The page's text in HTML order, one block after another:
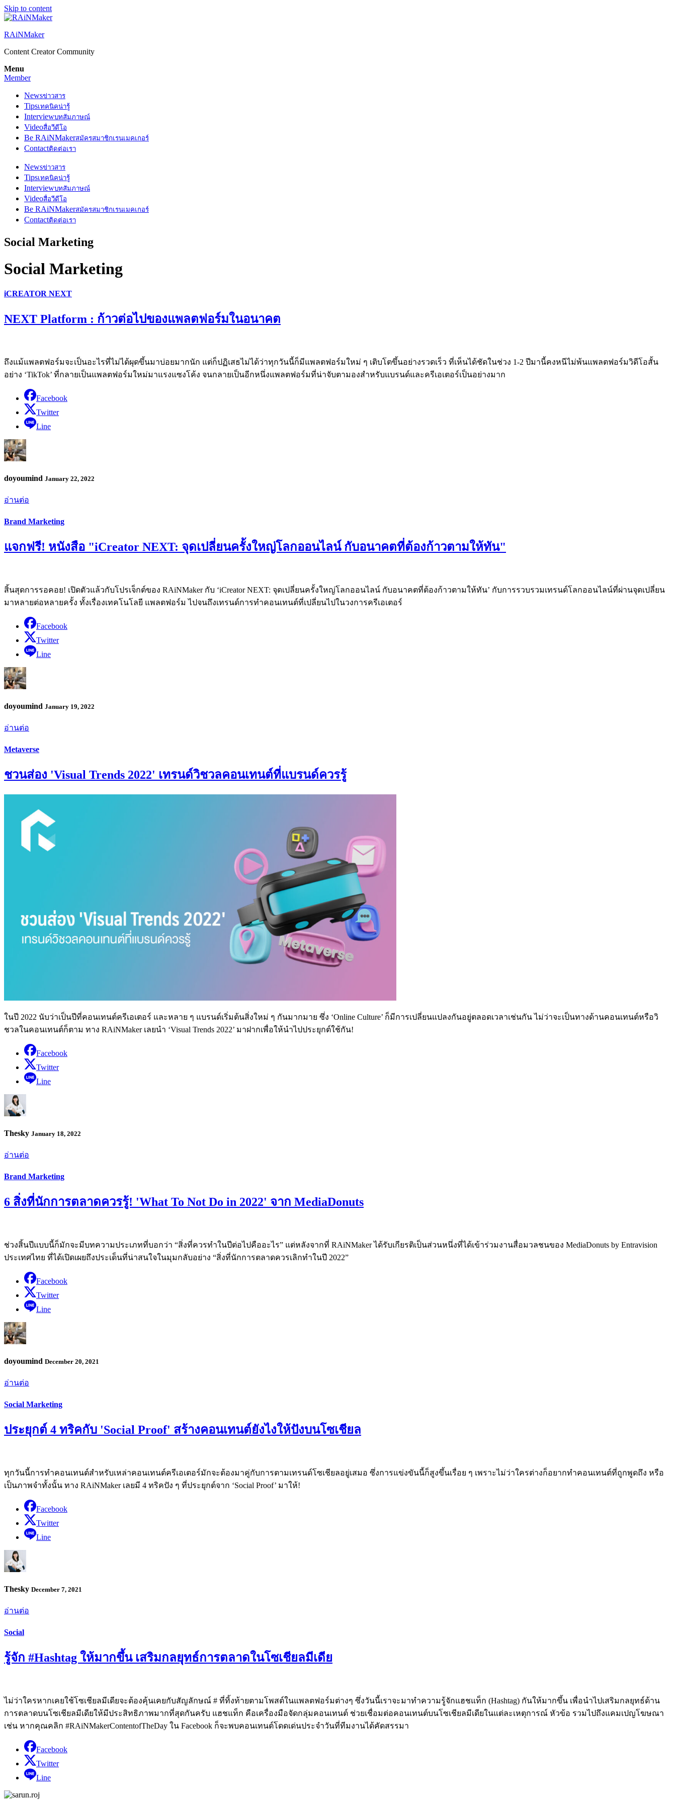
Skip to content
RAiNMaker
Content Creator Community
Menu
Member
Newsข่าวสาร
Tipsเทคนิคน่ารู้
Interviewบทสัมภาษณ์
Videoสื่อวีดีโอ
Be RAiNMakerสมัครสมาชิกเรนเมคเกอร์
Contactติดต่อเรา
Newsข่าวสาร
Tipsเทคนิคน่ารู้
Interviewบทสัมภาษณ์
Videoสื่อวีดีโอ
Be RAiNMakerสมัครสมาชิกเรนเมคเกอร์
Contactติดต่อเรา
Social Marketing
Social Marketing
iCREATOR NEXT
NEXT Platform : ก้าวต่อไปของแพลตฟอร์มในอนาคต
ถึงแม้แพลตฟอร์มจะเป็นอะไรที่ไม่ได้ผุดขึ้นมาบ่อยมากนัก แต่ก็ปฏิเสธไม่ได้ว่าทุกวันนี้ก็มีแพลตฟอร์มใหม่ ๆ เติบโตขึ้นอย่างรวดเร็ว ที่เห็นได้ชัดในช่วง 1-2 ปีมานี้คงหนีไม่พ้นแพลตฟอร์มวิดีโอสั้น
อย่าง ‘TikTok’ ที่กลายเป็นแพลตฟอร์มใหม่มาแรงแซงโค้ง จนกลายเป็นอีกหนึ่งแพลตฟอร์มที่น่าจับตามองสำหรับแบรนด์และครีเอเตอร์เป็นอย่างมาก
Facebook
Twitter
Line
doyoumind January 22, 2022
อ่านต่อ
Brand Marketing
แจกฟรี! หนังสือ "iCreator NEXT: จุดเปลี่ยนครั้งใหญ่โลกออนไลน์ กับอนาคตที่ต้องก้าวตามให้ทัน"
สิ้นสุดการรอคอย! เปิดตัวแล้วกับโปรเจ็กต์ของ RAiNMaker กับ ‘iCreator NEXT: จุดเปลี่ยนครั้งใหญ่โลกออนไลน์ กับอนาคตที่ต้องก้าวตามให้ทัน’ กับการรวบรวมเทรนด์โลกออนไลน์ที่ผ่านจุดเปลี่ยน
มาหลายต่อหลายครั้ง ทั้งเรื่องเทคโนโลยี แพลตฟอร์ม ไปจนถึงเทรนด์การทำคอนเทนต์ที่เปลี่ยนไปในวงการครีเอเตอร์
Facebook
Twitter
Line
doyoumind January 19, 2022
อ่านต่อ
Metaverse
ชวนส่อง 'Visual Trends 2022' เทรนด์วิชวลคอนเทนต์ที่แบรนด์ควรรู้
ในปี 2022 นับว่าเป็นปีที่คอนเทนต์ครีเอเตอร์ และหลาย ๆ แบรนด์เริ่มต้นสิ่งใหม่ ๆ กันมากมาย ซึ่ง ‘Online Culture’ ก็มีการเปลี่ยนแปลงกันอยู่ตลอดเวลาเช่นกัน ไม่ว่าจะเป็นทางด้านคอนเทนต์หรือวิ
ชวลในคอนเทนต์ก็ตาม ทาง RAiNMaker เลยนำ ‘Visual Trends 2022’ มาฝากเพื่อให้นำไปประยุกต์ใช้กัน!
Facebook
Twitter
Line
Thesky January 18, 2022
อ่านต่อ
Brand Marketing
6 สิ่งที่นักการตลาดควรรู้! 'What To Not Do in 2022' จาก MediaDonuts
ช่วงสิ้นปีแบบนี้ก็มักจะมีบทความประเภทที่บอกว่า “สิ่งที่ควรทำในปีต่อไปคืออะไร” แต่หลังจากที่ RAiNMaker ได้รับเกียรติเป็นส่วนหนึ่งที่ได้เข้าร่วมงานสื่อมวลชนของ MediaDonuts by Entravision
ประเทศไทย ที่ได้เปิดเผยถึงประเด็นที่น่าสนใจในมุมกลับอย่าง “สิ่งที่นักการตลาดควรเลิกทำในปี 2022”
Facebook
Twitter
Line
doyoumind December 20, 2021
อ่านต่อ
Social Marketing
ประยุกต์ 4 ทริคกับ 'Social Proof' สร้างคอนเทนต์ยังไงให้ปังบนโซเชียล
ทุกวันนี้การทำคอนเทนต์สำหรับเหล่าคอนเทนต์ครีเอเตอร์มักจะต้องมาคู่กับการตามเทรนด์โซเชียลอยู่เสมอ ซึ่งการแข่งขันนี้ก็สูงขึ้นเรื่อย ๆ เพราะไม่ว่าใครต่างก็อยากทำคอนเทนต์ที่ถูกพูดถึง หรือ
เป็นภาพจำทั้งนั้น ทาง RAiNMaker เลยมี 4 ทริคปัง ๆ ที่ประยุกต์จาก ‘Social Proof’ มาให้!
Facebook
Twitter
Line
Thesky December 7, 2021
อ่านต่อ
Social
รู้จัก #Hashtag ให้มากขึ้น เสริมกลยุทธ์การตลาดในโซเชียลมีเดีย
ไม่ว่าใครหากเคยใช้โซเชียลมีเดียจะต้องคุ้นเคยกับสัญลักษณ์ # ที่ทิ้งท้ายตามโพสต์ในแพลตฟอร์มต่างๆ ซึ่งวันนี้เราจะมาทำความรู้จักแฮชแท็ก (Hashtag) กันให้มากขึ้น เพื่อนำไปเสริมกลยุทธ์ด้าน
การตลาดบนโซเชียลมีเดียให้มีประสิทธิภาพมากที่สุดกันครับ แฮชแท็ก คือเครื่องมือจัดกลุ่มคอนเทนต์ ช่วยเชื่อมต่อคอนเทนต์บนโซเชียลมีเดียในแต่ละเหตุการณ์ หัวข้อ รวมไปถึงแคมเปญโฆษณา
เช่น หากคุณคลิก #RAiNMakerContentofTheDay ใน Facebook ก็จะพบคอนเทนต์โดดเด่นประจำวันที่ทีมงานได้คัดสรรมา
Facebook
Twitter
Line